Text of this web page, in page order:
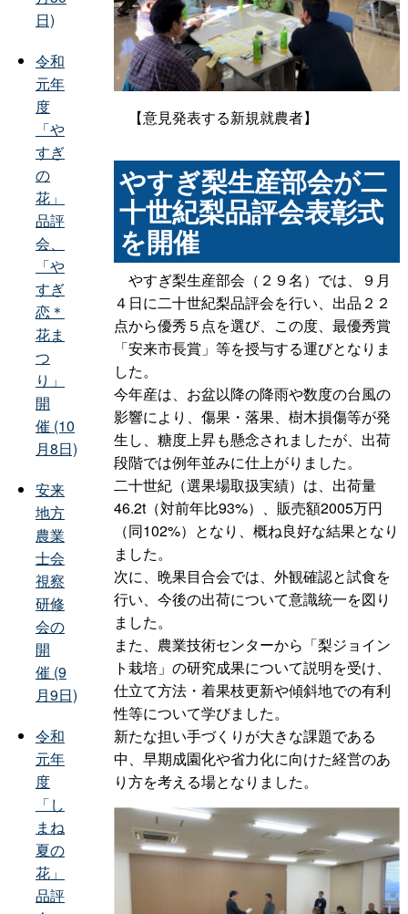
【意見発表する新規就農者】
やすぎ梨生産部会が二
十世紀梨品評会表彰式
を開催
やすぎ梨生産部会（２９名）では、９月
４日に二十世紀梨品評会を行い、出品２２
点から優秀５点を選び、この度、最優秀賞
「安来市長賞」等を授与する運びとなりま
した。
今年産は、お盆以降の降雨や数度の台風の
影響により、傷果・落果、樹木損傷等が発
生し、糖度上昇も懸念されましたが、出荷
段階では例年並みに仕上がりました。
二十世紀（選果場取扱実績）は、出荷量
46.2t（対前年比93%）、販売額2005万円
（同102%）となり、概ね良好な結果となり
ました。
次に、晩果目合会では、外観確認と試食を
行い、今後の出荷について意識統一を図り
ました。
また、農業技術センターから「梨ジョイン
ト栽培」の研究成果について説明を受け、
仕立て方法・着果枝更新や傾斜地での有利
性等について学びました。
新たな担い手づくりが大きな課題である
中、早期成園化や省力化に向けた経営のあ
り方を考える場となりました。
日)
令和
元年
度
「や
すぎ
の
花」
品評
会、
「や
すぎ
恋＊
花ま
つ
り」
開
催 (10
月8日)
安来
地方
農業
士会
視察
研修
会の
開
催 (9
月9日)
令和
元年
度
「し
まね
夏の
花」
品評